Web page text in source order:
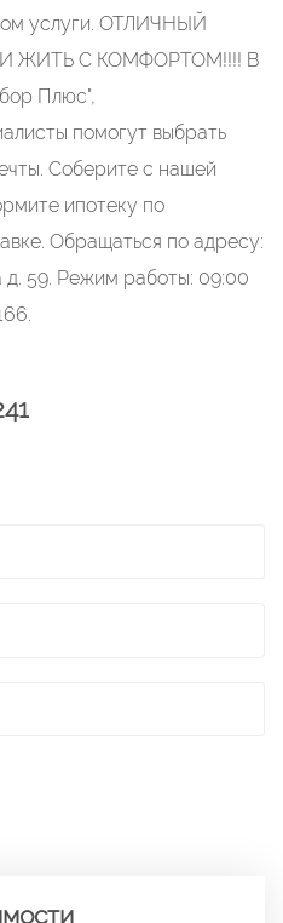
услуги. ОТЛИЧНЫЙ
ЖИТЬ С КОМФОРТОМ!!!! В
Плюс",
помогут выбрать
Соберите с нашей
ипотеку по
Обращаться по адресу:
д. 59. Режим работы: 09:00